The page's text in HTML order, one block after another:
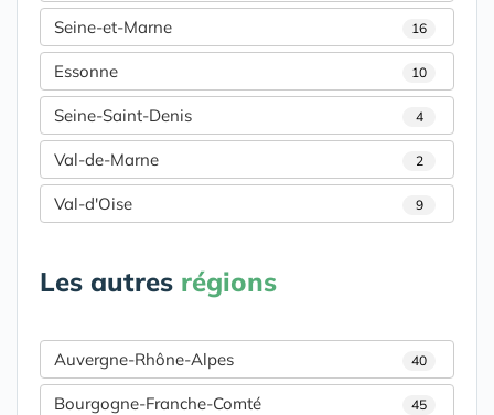
Seine-et-Marne 16
Essonne 10
Seine-Saint-Denis 4
Val-de-Marne 2
Val-d'Oise 9
Les autres régions
Auvergne-Rhône-Alpes 40
Bourgogne-Franche-Comté 45